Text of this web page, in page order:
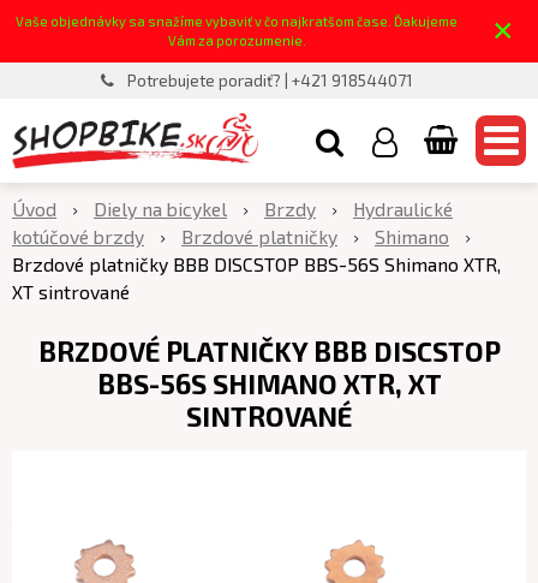
Vaše objednávky sa snažíme vybaviť v čo najkratšom čase. Ďakujeme
Vám za porozumenie.
×
Potrebujete poradiť? | +421 918544071
Úvod Diely na bicykel Brzdy
Hydraulické
kotúčové brzdy
Brzdové platničky
Shimano
Brzdové platničky BBB DISCSTOP BBS-56S Shimano XTR,
XT sintrované
BRZDOVÉ PLATNIČKY BBB DISCSTOP
BBS-56S SHIMANO XTR, XT
SINTROVANÉ